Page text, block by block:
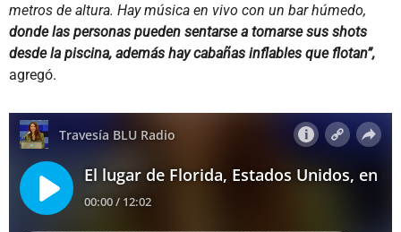
metros de altura. Hay música en vivo con un bar húmedo,
donde las personas pueden sentarse a tomarse sus shots
desde la piscina, además hay cabañas inflables que flotan”,
agregó.